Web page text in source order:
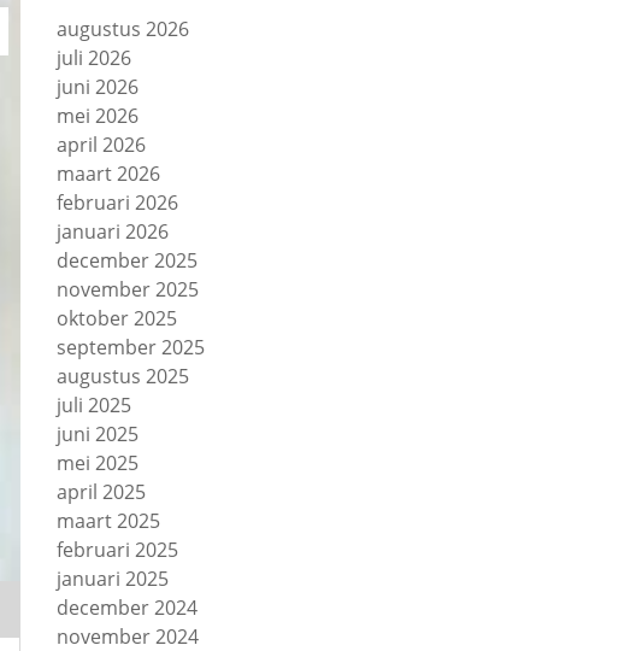
augustus 2026
juli 2026
juni 2026
mei 2026
april 2026
maart 2026
februari 2026
januari 2026
december 2025
november 2025
oktober 2025
september 2025
augustus 2025
juli 2025
juni 2025
mei 2025
april 2025
maart 2025
februari 2025
januari 2025
december 2024
november 2024